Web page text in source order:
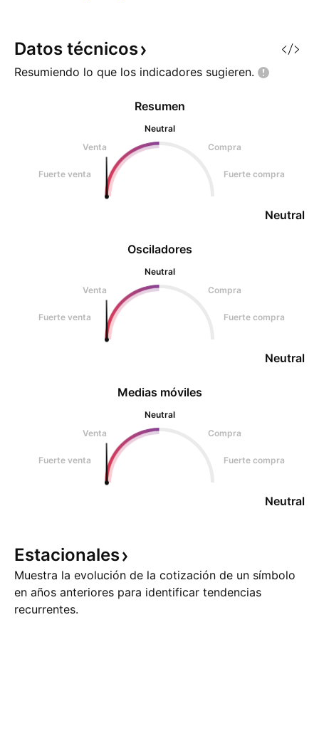
Datos técnicos
Resumiendo lo que los indicadores sugieren.
Osciladores
Neutral
Venta
Compra
Fuerte venta Fuerte compra
Neutral
Resumen
Neutral
Venta
Compra
Fuerte venta Fuerte compra
Neutral
Medias móviles
Neutral
Venta
Compra
Fuerte venta Fuerte compra
Neutral
Estacionales
Muestra la evolución de la cotización de un símbolo
en años anteriores para identificar tendencias
recurrentes.